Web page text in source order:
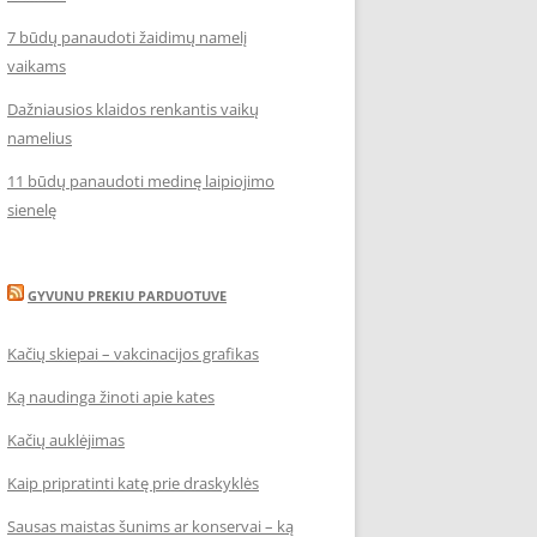
7 būdų panaudoti žaidimų namelį
vaikams
Dažniausios klaidos renkantis vaikų
namelius
11 būdų panaudoti medinę laipiojimo
sienelę
GYVUNU PREKIU PARDUOTUVE
Kačių skiepai – vakcinacijos grafikas
Ką naudinga žinoti apie kates
Kačių auklėjimas
Kaip pripratinti katę prie draskyklės
Sausas maistas šunims ar konservai – ką